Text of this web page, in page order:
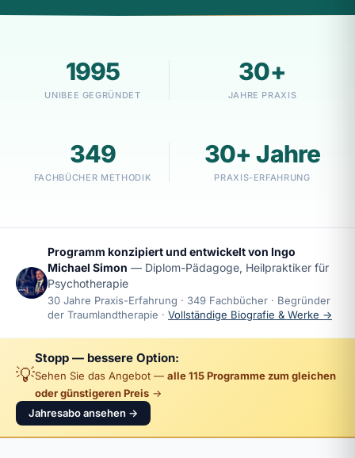
1995
UNIBEE GEGRÜNDET
30+
JAHRE PRAXIS
349
FACHBÜCHER METHODIK
30+ Jahre
PRAXIS-ERFAHRUNG
Programm konzipiert und entwickelt von Ingo
Michael Simon — Diplom-Pädagoge, Heilpraktiker für
Psychotherapie
30 Jahre Praxis-Erfahrung · 349 Fachbücher · Begründer
der Traumlandtherapie · Vollständige Biografie & Werke →
💡
Stopp — bessere Option:
Sehen Sie das Angebot — alle 115 Programme zum gleichen
oder günstigeren Preis →
Jahresabo ansehen →